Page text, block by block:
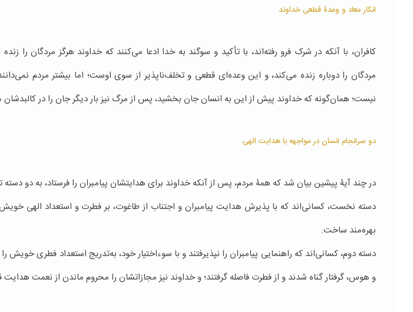
انکار معاد و وعدۀ قطعی خداوند
کافران، با آنکه در شرک فرو رفته‌اند، با تأکید و سوگند به خدا ادعا می‌کنند که خداوند هرگز مردگان را
مردگان را دوباره زنده می‌کند، و این وعده‌ای قطعی و تخلف‌ناپذیر از سوی اوست؛ اما بیشتر مردم
نیست؛ همان‌گونه که خداوند پیش از این به انسان جان بخشید، پس از مرگ نیز بار دیگر جان را در
دو سرانجام انسان در مواجهه با هدایت الهی
در چند آیۀ پیشین بیان شد که همۀ مردم، پس از آنکه خداوند برای هدایتشان پیامبران را فرستاد، به دو
دسته نخست، کسانی‌اند که با پذیرش هدایت پیامبران و اجتناب از طاغوت، بر فطرت و استعداد الهی خویش
بهره‌مند ساخت.
دسته دوم، کسانی‌اند که راهنمایی پیامبران را نپذیرفتند و با سوء‌اختیار خود، به‌تدریج استعداد فطری خویش
و هوس، گرفتار گناه شدند و از فطرت فاصله گرفتند؛ و خداوند نیز مجازاتشان را محروم ماندن از نعمت هدایت